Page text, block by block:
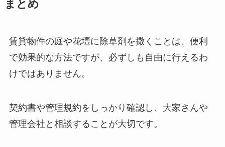
まとめ
賃貸物件の庭や花壇に除草剤を撒くことは、便利
で効果的な方法ですが、必ずしも自由に行えるわ
けではありません。
契約書や管理規約をしっかり確認し、大家さんや
管理会社と相談することが大切です。